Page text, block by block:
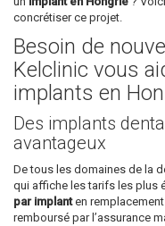
concrétiser ce projet.
Besoin de
Kelclinic vous
implants en
Des implants
avantageux
De tous les domaines de la
qui affiche les tarifs les plus
par implanten remplacement
remboursé par l’assurance